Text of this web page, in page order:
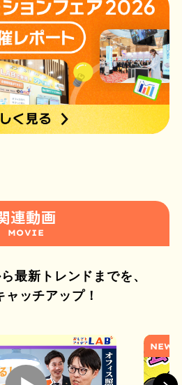
連動画
MOVIE
最新トレンドまでを、
ッチアップ！
NEW